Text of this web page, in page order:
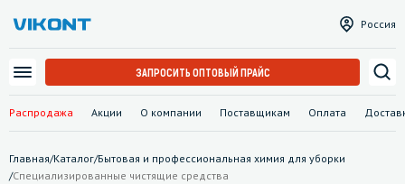
Распродажа Акции О компании Поставщикам Оплата
Россия
ЗАПРОСИТЬ ОПТОВЫЙ ПРАЙС
Главная/Каталог/Бытовая и профессиональная химия для уборки
/Специализированные чистящие средства